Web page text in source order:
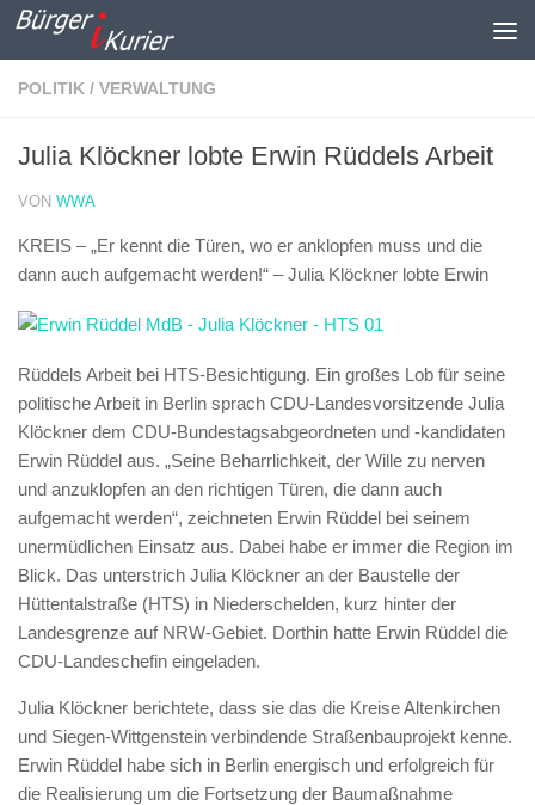
Zum Inhalt springen
POLITIK / VERWALTUNG
Julia Klöckner lobte Erwin Rüddels Arbeit
VON WWA
KREIS – „Er kennt die Türen, wo er anklopfen muss und die
dann auch aufgemacht werden!“ –Julia Klöckner lobte Erwin
Rüddels Arbeit bei HTS-Besichtigung. Ein großes Lob für seine
politische Arbeit in Berlin sprach CDU-Landesvorsitzende Julia
Klöckner dem CDU-Bundestagsabgeordneten und -kandidaten
Erwin Rüddel aus. „Seine Beharrlichkeit, der Wille zu nerven
und anzuklopfen an den richtigen Türen, die dann auch
aufgemacht werden“, zeichneten Erwin Rüddel bei seinem
unermüdlichen Einsatz aus. Dabei habe er immer die Region im
Blick. Das unterstrich Julia Klöckner an der Baustelle der
Hüttentalstraße (HTS) in Niederschelden, kurz hinter der
Landesgrenze auf NRW-Gebiet. Dorthin hatte Erwin Rüddel die
CDU-Landeschefin eingeladen.
Julia Klöckner berichtete, dass sie das die Kreise Altenkirchen
und Siegen-Wittgenstein verbindende Straßenbauprojekt kenne.
Erwin Rüddel habe sich in Berlin energisch und erfolgreich für
die Realisierung um die Fortsetzung der Baumaßnahme